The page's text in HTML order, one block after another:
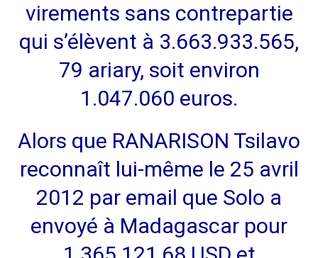
virements sans contrepartie
qui s’élèvent à 3.663.933.565,
79 ariary, soit environ
1.047.060 euros.
Alors que RANARISON Tsilavo
reconnaît lui-même le 25 avril
2012 par email que Solo a
envoyé à Madagascar pour